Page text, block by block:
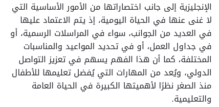
الإنجليزية إلى جانب اختصاراتها من الأمور الأساسية التي
لا غنى عنها في الحياة اليومية، إذ يتم الاعتماد عليها
في العديد من الجوانب، سواء في المراسلات الرسمية، أو
في جداول العمل، أو في تحديد المواعيد والمناسبات
المختلفة، كما أن هذا الفهم يسهم في تعزيز التواصل
الدولي، ويُعد من المهارات التي يُفضل تعليمها للأطفال
منذ الصغر نظرًا لأهميتها الكبيرة في الحياة العامة
والتعليمية.